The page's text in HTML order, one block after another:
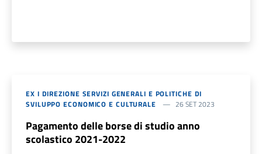
EX I DIREZIONE SERVIZI GENERALI E POLITICHE DI
SVILUPPO ECONOMICO E CULTURALE
26 SET 2023
Pagamento delle borse di studio anno
scolastico 2021-2022